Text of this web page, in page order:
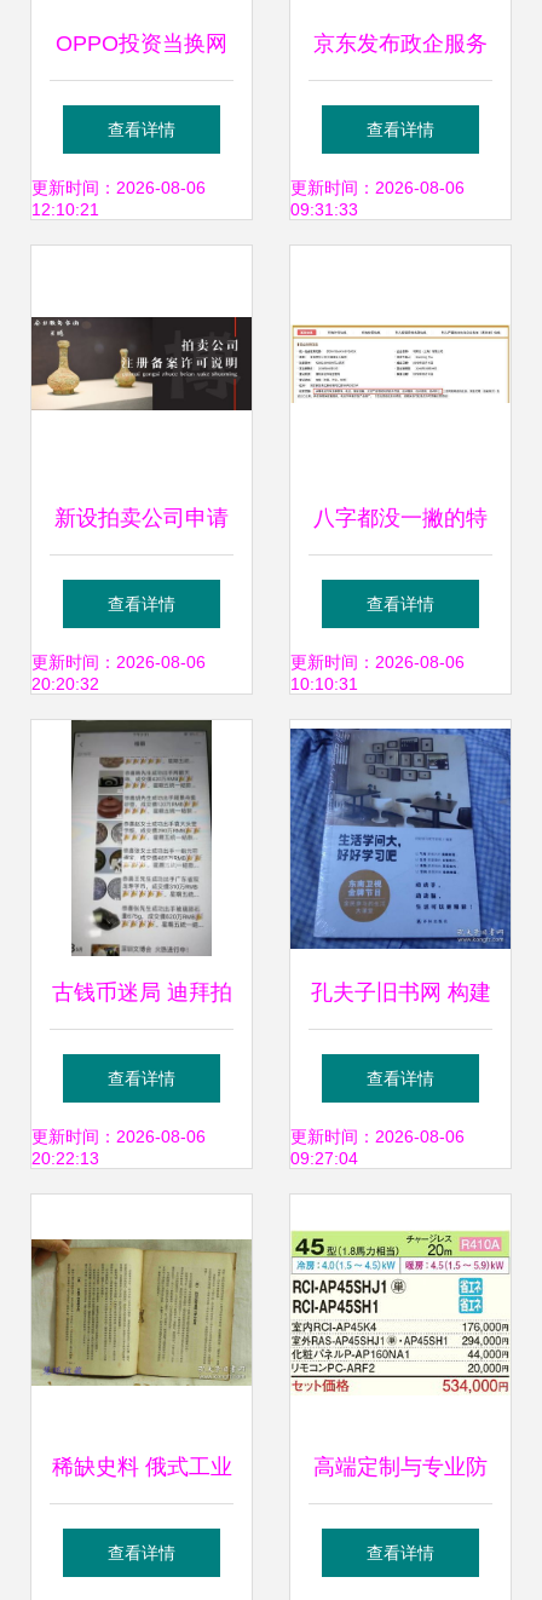
OPPO投资当换网
络，后者经营范围
含文物拍卖与拍卖
查看详情
更新时间：2026-08-06
12:10:21
京东发布政企服务
全景图 服务超200
项，政企客户突破
展拍卖业务
查看详情
更新时间：2026-08-06
09:31:33
新设拍卖公司申请
拍卖资质与业务运
营全指南
查看详情
更新时间：2026-08-06
20:20:32
八字都没一撇的特
斯拉落户，不值得
玩命的吹捧
查看详情
更新时间：2026-08-06
10:10:31
古钱币迷局 迪拜拍
卖的3秒教训——
受害者付3万寻求
卖业务背后的风险
与骗局
查看详情
更新时间：2026-08-06
20:22:13
孔夫子旧书网 构建
拍卖图录专卖与珍
藏品交易的新生态
查看详情
更新时间：2026-08-06
09:27:04
稀缺史料 俄式工业
治理模式考察——
查看详情
高端定制与专业防
护 新品下吊式空凋
查看详情